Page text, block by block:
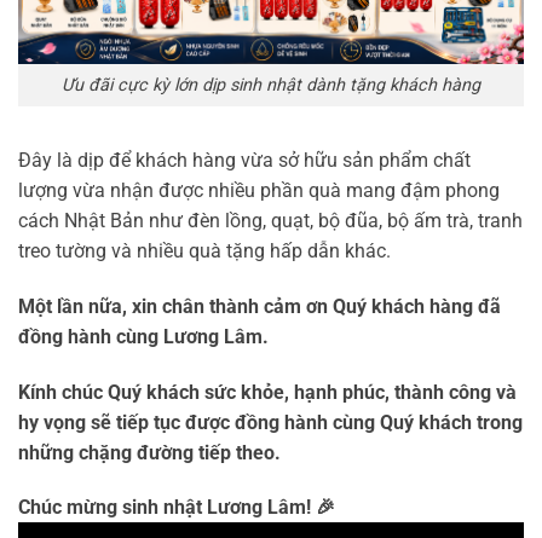
Ưu đãi cực kỳ lớn dịp sinh nhật dành tặng khách hàng
Đây là dịp để khách hàng vừa sở hữu sản phẩm chất
lượng vừa nhận được nhiều phần quà mang đậm phong
cách Nhật Bản như đèn lồng, quạt, bộ đũa, bộ ấm trà, tranh
treo tường và nhiều quà tặng hấp dẫn khác.
Một lần nữa, xin chân thành cảm ơn Quý khách hàng đã
đồng hành cùng Lương Lâm.
Kính chúc Quý khách sức khỏe, hạnh phúc, thành công và
hy vọng sẽ tiếp tục được đồng hành cùng Quý khách trong
những chặng đường tiếp theo.
Chúc mừng sinh nhật Lương Lâm! 🎉